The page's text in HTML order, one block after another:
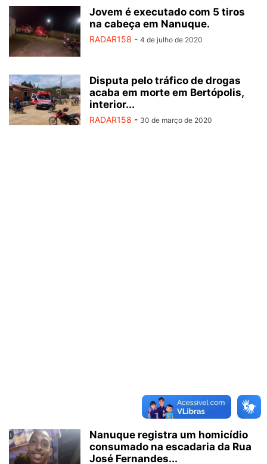
Jovem é executado com 5 tiros
na cabeça em Nanuque.
RADAR158 - 4 de julho de 2020
Disputa pelo tráfico de drogas
acaba em morte em Bertópolis,
interior...
RADAR158 - 30 de março de 2020
Nanuque registra um homicídio
consumado na escadaria da Rua
José Fernandes...